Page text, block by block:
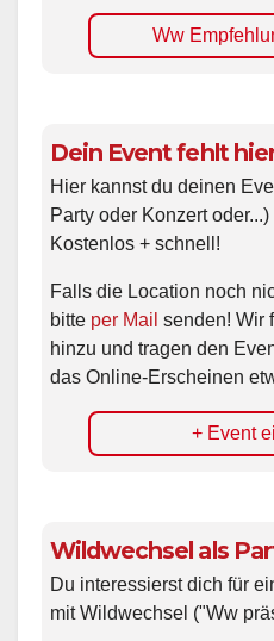
Ww
Dein Event fehlt
Hier kannst du deinen
Party oder Konzert
Kostenlos + schnell!
Falls die Location noch
bitte per Mail senden! Wir
hinzu und tragen den
das Online-Erscheinen
+ Event
Wildwechsel als
Du interessierst dich für
mit Wildwechsel ("Ww